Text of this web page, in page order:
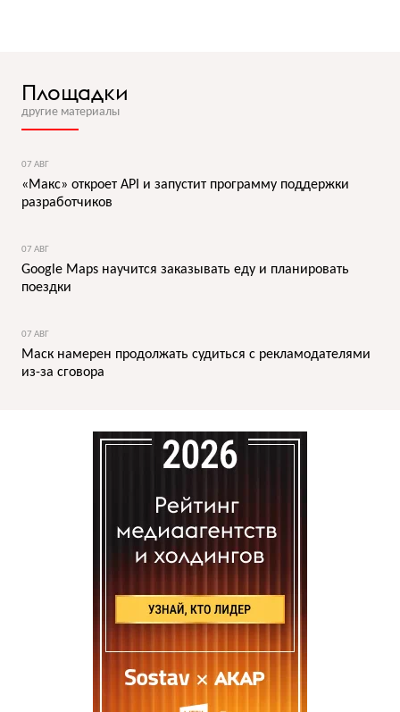
Площадки
другие материалы
07 АВГ
«Макс» откроет API и запустит программу поддержки
разработчиков
07 АВГ
Google Maps научится заказывать еду и планировать
поездки
07 АВГ
Маск намерен продолжать судиться с рекламодателями
из-за сговора